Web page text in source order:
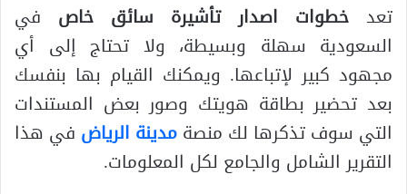
تعد خطوات اصدار تأشيرة سائق خاص في
السعودية سهلة وبسيطة، ولا تحتاج إلى أي
مجهود كبير لإتباعها. ويمكنك القيام بها بنفسك
بعد تحضير بطاقة هويتك وصور بعض المستندات
التي سوف تذكرها لك منصةمدينة الرياض في هذا
التقرير الشامل والجامع لكل المعلومات.